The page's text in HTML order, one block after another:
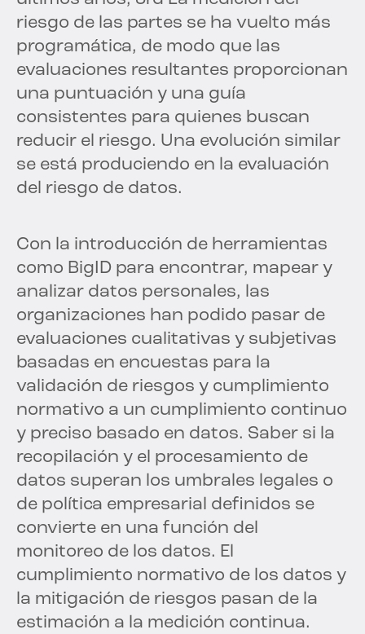
riesgo de las partes se ha vuelto más
programática, de modo que las
evaluaciones resultantes proporcionan
una puntuación y una guía
consistentes para quienes buscan
reducir el riesgo. Una evolución similar
se está produciendo en la evaluación
del riesgo de datos.
Con la introducción de herramientas
como BigID para encontrar, mapear y
analizar datos personales, las
organizaciones han podido pasar de
evaluaciones cualitativas y subjetivas
basadas en encuestas para la
validación de riesgos y cumplimiento
normativo a un cumplimiento continuo
y preciso basado en datos. Saber si la
recopilación y el procesamiento de
datos superan los umbrales legales o
de política empresarial definidos se
convierte en una función del
monitoreo de los datos. El
cumplimiento normativo de los datos y
la mitigación de riesgos pasan de la
estimación a la medición continua.